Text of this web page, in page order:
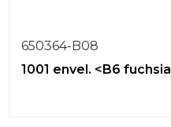
650364-B08
1001 envel. <B6 fuchsia